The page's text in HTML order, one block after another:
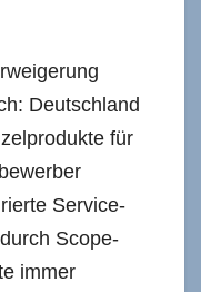
Deutschland
für
Service-
Scope-
immer